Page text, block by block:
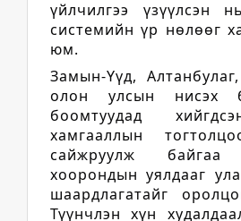
үйлчилгээ үзүүлсэн
системийн үр нөлөөг
юм.
Замын-Үүд,
олон улсын нисэх
боомтуудад
хамгааллын
сайжруулж
хоорондын уялдааг
шаардлагатайг
Түүнчлэн хүн